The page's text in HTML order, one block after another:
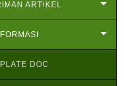
ARTIKEL
DOC